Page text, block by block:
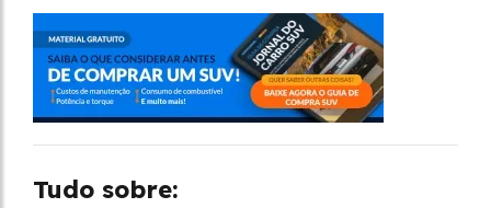
Tudo sobre: